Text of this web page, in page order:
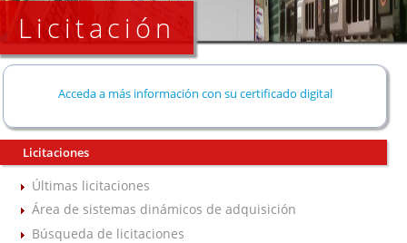
Licitación
Acceda a más información con su certificado digital
Licitaciones
Últimas licitaciones
Área de sistemas dinámicos de adquisición
Búsqueda de licitaciones